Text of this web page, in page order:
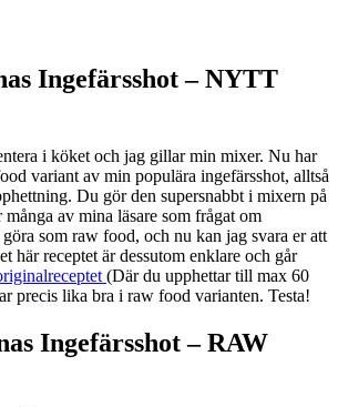
Ingefärsshot – NYTT
i köket och jag gillar min mixer. Nu har
variant av min populära ingefärsshot, alltså
Du gör den supersnabbt i mixern på
av mina läsare som frågat om
som raw food, och nu kan jag svara er att
här receptet är dessutom enklare och går
(Där du upphettar till max 60
precis lika bra i raw food varianten. Testa!
Ingefärsshot – RAW